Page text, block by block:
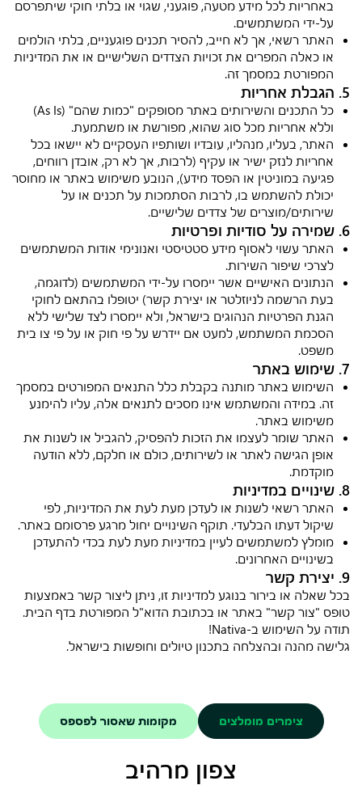
באחריות לכל מידע מטעה, פוגעני, שגוי או בלתי חוקי שיתפרסם
על-ידי המשתמשים.
האתר רשאי, אך לא חייב, להסיר תכנים פוגעניים, בלתי הולמים
או כאלה המפרים את זכויות הצדדים השלישיים או את המדיניות
המפורטת במסמך זה.
5. הגבלת אחריות
כל התכנים והשירותים באתר מסופקים "כמות שהם" (As Is)
וללא אחריות מכל סוג שהוא, מפורשת או משתמעת.
האתר, בעליו, מנהליו, עובדיו ושותפיו העסקיים לא יישאו בכל
אחריות לנזק ישיר או עקיף (לרבות, אך לא רק, אובדן רווחים,
פגיעה במוניטין או הפסד מידע), הנובע משימוש באתר או מחוסר
יכולת להשתמש בו, לרבות הסתמכות על תכנים או על
שירותים/מוצרים של צדדים שלישיים.
6. שמירה על סודיות ופרטיות
האתר עשוי לאסוף מידע סטטיסטי ואנונימי אודות המשתמשים
לצרכי שיפור השירות.
הנתונים האישיים אשר יימסרו על-ידי המשתמשים (לדוגמה,
בעת הרשמה לניוזלטר או יצירת קשר) יטופלו בהתאם לחוקי
הגנת הפרטיות הנהוגים בישראל, ולא יימסרו לצד שלישי ללא
הסכמת המשתמש, למעט אם יידרש על פי חוק או על פי צו בית
משפט.
7. שימוש באתר
השימוש באתר מותנה בקבלת כלל התנאים המפורטים במסמך
זה. במידה והמשתמש אינו מסכים לתנאים אלה, עליו להימנע
משימוש באתר.
האתר שומר לעצמו את הזכות להפסיק, להגביל או לשנות את
אופן הגישה לאתר או לשירותים, כולם או חלקם, ללא הודעה
מוקדמת.
8. שינויים במדיניות
האתר רשאי לשנות או לעדכן מעת לעת את המדיניות, לפי
שיקול דעתו הבלעדי. תוקף השינויים יחול מרגע פרסומם באתר.
מומלץ למשתמשים לעיין במדיניות מעת לעת בכדי להתעדכן
בשינויים האחרונים.
9. יצירת קשר
בכל שאלה או בירור בנוגע למדיניות זו, ניתן ליצור קשר באמצעות
טופס "צור קשר" באתר או בכתובת הדוא"ל המפורטת בדף הבית.
תודה על השימוש ב-Nativa!
גלישה מהנה ובהצלחה בתכנון טיולים וחופשות בישראל.
צימרים מומלצים מקומות שאסור לפספס
צפון מרהיב